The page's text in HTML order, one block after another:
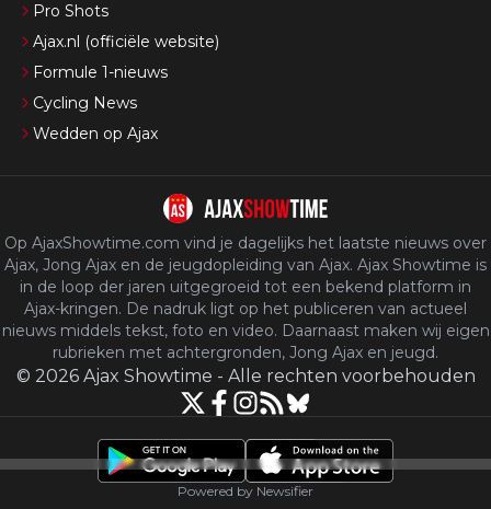
Pro Shots
Ajax.nl (officiële website)
Formule 1-nieuws
Cycling News
Wedden op Ajax
Op AjaxShowtime.com vind je dagelijks het laatste nieuws over
Ajax, Jong Ajax en de jeugdopleiding van Ajax. Ajax Showtime is
in de loop der jaren uitgegroeid tot een bekend platform in
Ajax-kringen. De nadruk ligt op het publiceren van actueel
nieuws middels tekst, foto en video. Daarnaast maken wij eigen
rubrieken met achtergronden, Jong Ajax en jeugd.
© 2026 Ajax Showtime - Alle rechten voorbehouden
Powered by Newsifier